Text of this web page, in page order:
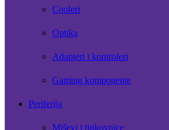
Cooleri
Optika
Adapteri i kontroleri
Gaming komponente
Periferija
Miševi i tipkovnice